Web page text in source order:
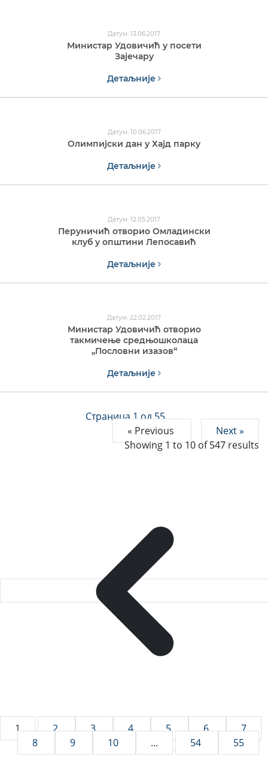
Датум: 13.06.2017
Министар Удовичић у посети
Зајечару
Детаљније
Датум: 10.06.2017
Олимпијски дан у Хајд парку
Детаљније
Датум: 12.05.2017
Перуничић отворио Омладински
клуб у општини Лепосавић
Детаљније
Датум: 22.02.2017
Министар Удовичић отворио
такмичење средњошколаца
„Пословни изазов“
Детаљније
Страница 1 од 55
« Previous
Next »
Showing1to10 of547results
1 2 3 4 5 6
7
8
9 10 ... 54 55